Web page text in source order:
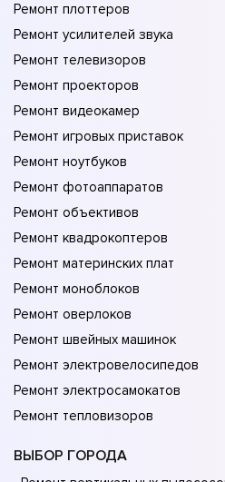
Ремонт плоттеров
Ремонт усилителей звука
Ремонт телевизоров
Ремонт проекторов
Ремонт видеокамер
Ремонт игровых приставок
Ремонт ноутбуков
Ремонт фотоаппаратов
Ремонт объективов
Ремонт квадрокоптеров
Ремонт материнских плат
Ремонт моноблоков
Ремонт оверлоков
Ремонт швейных машинок
Ремонт электровелосипедов
Ремонт электросамокатов
Ремонт тепловизоров
ВЫБОР ГОРОДА